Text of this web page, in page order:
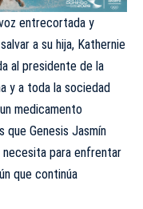
entrecortada y
a su hija, Kathernie
al presidente de la
y a toda la sociedad
medicamento
que Genesis Jasmín
necesita para enfrentar
que continúa